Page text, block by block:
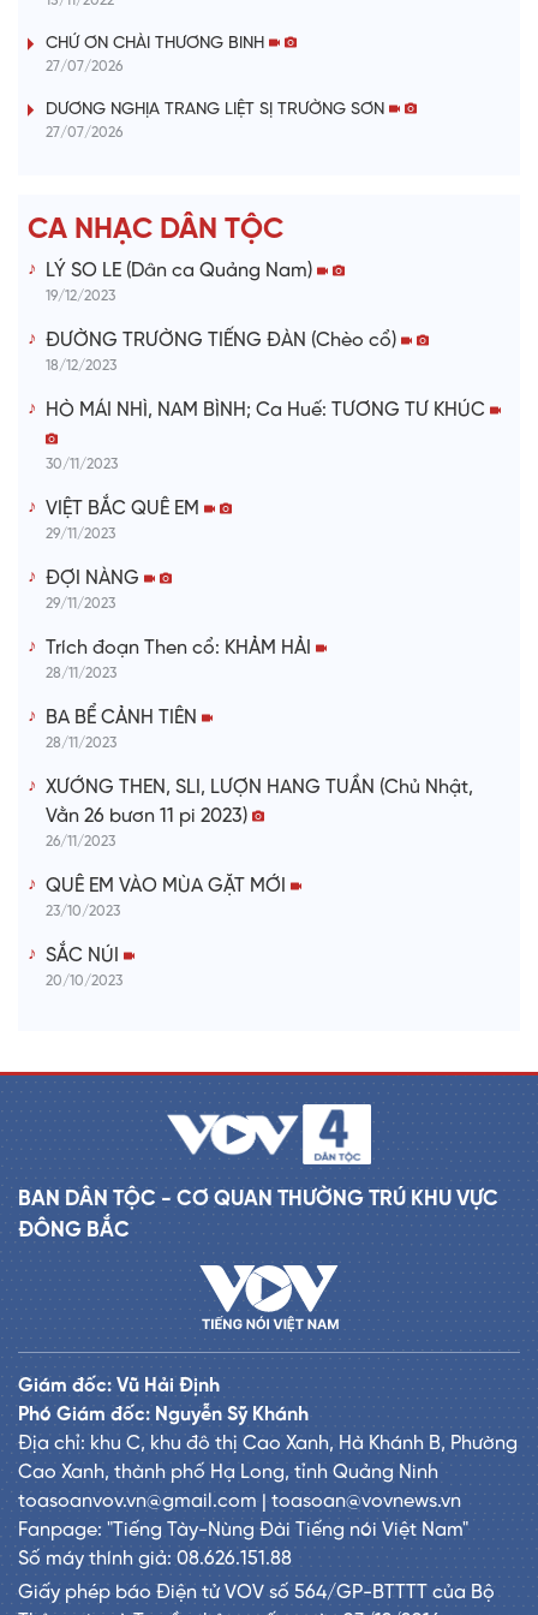
V
i
e
o
CHỨ ƠN CHÀI THƯƠNG BINH
27/07/2026
DƯƠNG NGHỊA TRANG LIỆT SỊ TRƯỜNG SƠN
27/07/2026
CA NHẠC DÂN TỘC
LÝ SO LE (Dân ca Quảng Nam)
19/12/2023
ĐƯỜNG TRƯỜNG TIẾNG ĐÀN (Chèo cổ)
18/12/2023
HÒ MÁI NHÌ, NAM BÌNH; Ca Huế: TƯƠNG TƯ KHÚC
30/11/2023
VIỆT BẮC QUÊ EM
29/11/2023
ĐỢI NÀNG
29/11/2023
Trích đoạn Then cổ: KHẢM HẢI
28/11/2023
BA BỂ CẢNH TIÊN
28/11/2023
XƯỚNG THEN, SLI, LƯỢN HANG TUẦN (Chủ Nhật,
Vằn 26 bươn 11 pi 2023)
26/11/2023
QUÊ EM VÀO MÙA GẶT MỚI
23/10/2023
SẮC NÚI
20/10/2023
BAN DÂN TỘC - CƠ QUAN THƯỜNG TRÚ KHU VỰC
ĐÔNG BẮC
Giám đốc: Vũ Hải Định
Phó Giám đốc: Nguyễn Sỹ Khánh
Địa chỉ: khu C, khu đô thị Cao Xanh, Hà Khánh B, Phường
Cao Xanh, thành phố Hạ Long, tỉnh Quảng Ninh
toasoanvov.vn@gmail.com | toasoan@vovnews.vn
Fanpage: "Tiếng Tày-Nùng Đài Tiếng nói Việt Nam"
Số máy thính giả: 08.626.151.88
Giấy phép báo Điện tử VOV số 564/GP-BTTTT của Bộ